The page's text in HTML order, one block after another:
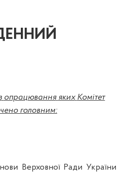
опрацювання яких Комітет
головним:
Верховної Ради України